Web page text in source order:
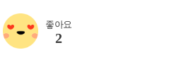
좋아요
2